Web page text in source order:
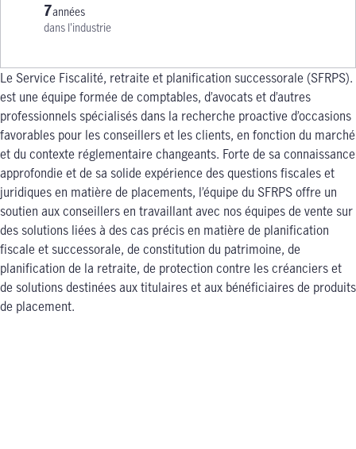
7années
dans l'industrie
Le Service Fiscalité, retraite et planification successorale (SFRPS).
est une équipe formée de comptables, d’avocats et d’autres
professionnels spécialisés dans la recherche proactive d’occasions
favorables pour les conseillers et les clients, en fonction du marché
et du contexte réglementaire changeants. Forte de sa connaissance
approfondie et de sa solide expérience des questions fiscales et
juridiques en matière de placements, l’équipe du SFRPS offre un
soutien aux conseillers en travaillant avec nos équipes de vente sur
des solutions liées à des cas précis en matière de planification
fiscale et successorale, de constitution du patrimoine, de
planification de la retraite, de protection contre les créanciers et
de solutions destinées aux titulaires et aux bénéficiaires de produits
de placement.